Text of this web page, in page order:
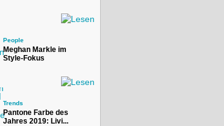
People
Meghan Markle im
Style-Fokus
Trends
Pantone Farbe des
Jahres 2019: Livi...